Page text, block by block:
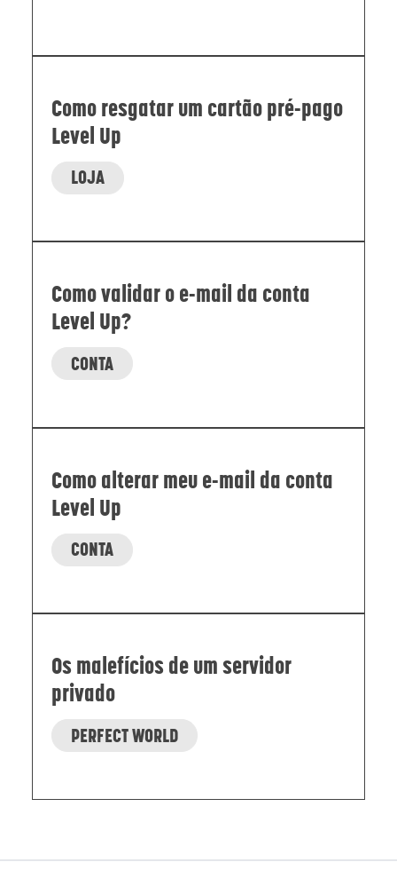
Como resgatar um cartão pré-pago
Level Up
LOJA
Como validar o e-mail da conta
Level Up?
CONTA
Como alterar meu e-mail da conta
Level Up
CONTA
Os malefícios de um servidor
privado
PERFECT WORLD